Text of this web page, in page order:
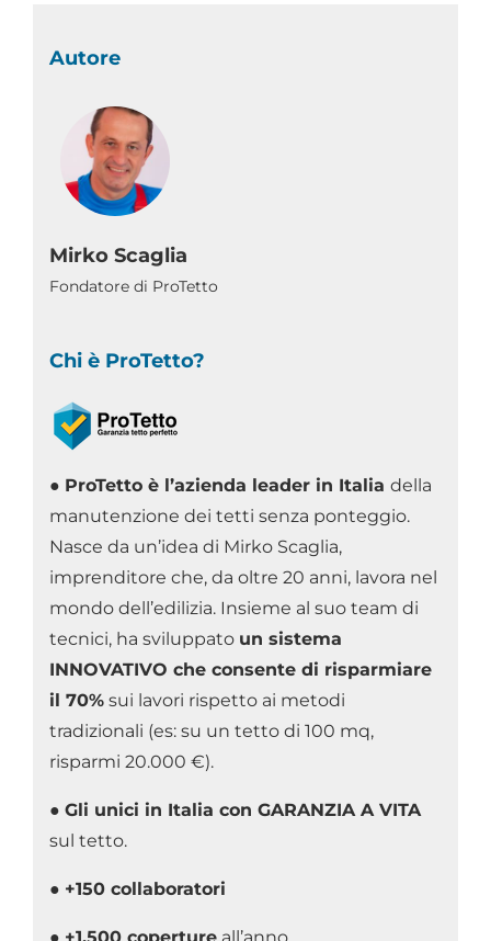
Autore
Mirko Scaglia
Fondatore di ProTetto
Chi è ProTetto?
● ProTetto è l’azienda leader in Italia della
manutenzione dei tetti senza ponteggio.
Nasce da un’idea di Mirko Scaglia,
imprenditore che, da oltre 20 anni, lavora nel
mondo dell’edilizia. Insieme al suo team di
tecnici, ha sviluppato un sistema
INNOVATIVO che consente di risparmiare
il 70% sui lavori rispetto ai metodi
tradizionali (es: su un tetto di 100 mq,
risparmi 20.000 €).
● Gli unici in Italia con GARANZIA A VITA
sul tetto.
● +150 collaboratori